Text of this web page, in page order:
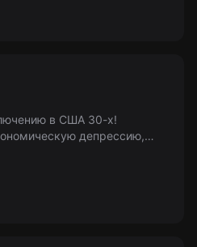
в США 30-х!
депрессию,